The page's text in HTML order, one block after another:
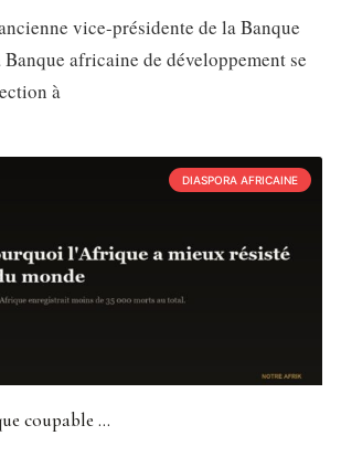
vice-présidente de la Banque
africaine de développement se
à
DIASPORA AFRICAINE
coupable …